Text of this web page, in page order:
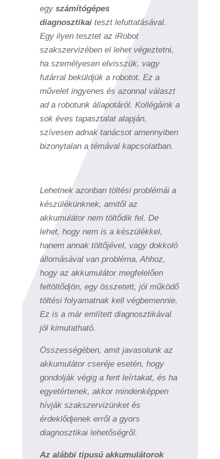
egy számítógépes
diagnosztikai teszt lefuttatásával.
Egy ilyen tesztet az iRobot
szakszervizében el lehet végeztetni,
ha személyesen elvisszük, vagy
futárral beküldjük a robotot. Ez a
művelet ingyenes és azonnal választ
ad a robotunk állapotáról. Kollégáink a
sok éves tapasztalat alapján,
szívesen adnak tanácsot amennyiben
bizonytalan a témával kapcsolatban.
Lehetnek azonban töltési problémái a
készülékünknek, amitől az
akkumulátor nem töltődik fel. De
lehet, hogy nem is a készülékkel,
hanem annak töltőjével, vagy dokkoló
állomásával van probléma. Ahhoz,
hogy az akkumulátor megfelelően
feltöltődjön, egy összetett, jól működő
töltési folyamatnak kell végbemennie.
Ez is a már említett diagnosztikával
jól kimutatható.
Összességében, amit javasolunk az
akkumulátor cseréje esetén, hogy
gondolják végig a fent leírtakat, és ha
egyetértenek, akkor mindenképpen
hívják szakszervizünket és
érdeklődjenek erről a gyors
diagnosztikai lehetőségről.
Az alábbi tipusú akkumulátorok